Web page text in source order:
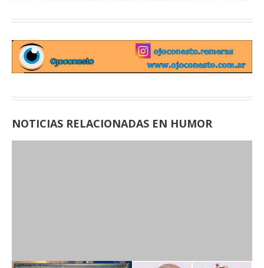
NOTICIAS RELACIONADAS EN HUMOR